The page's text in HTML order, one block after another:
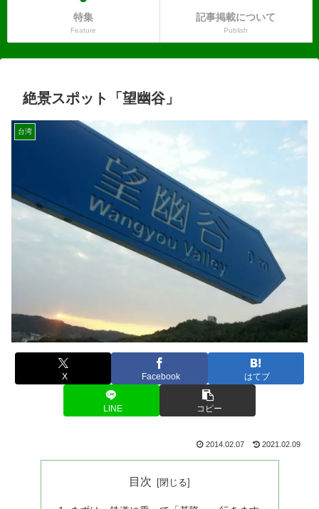
特集
Feature
記事掲載について
Publish
絶景スポット「望幽谷」
台湾
X Facebook はてブ
LINE コピー
2014.02.07 2021.02.09
目次